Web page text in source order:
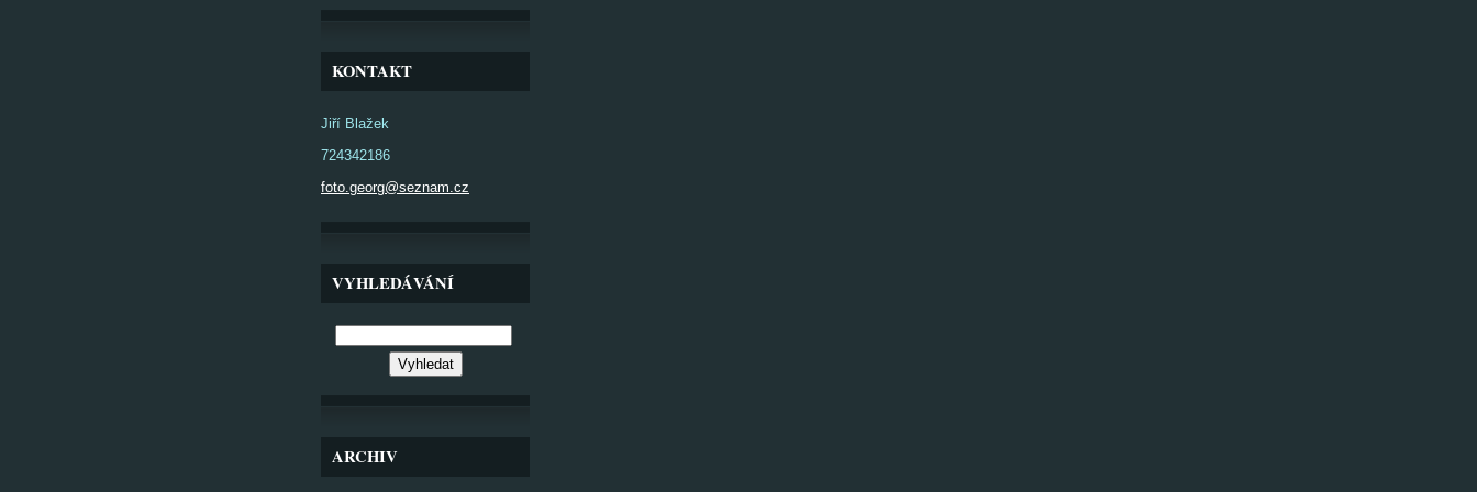
KONTAKT
Jiří Blažek
724342186
foto.georg@seznam.cz
VYHLEDÁVÁNÍ
ARCHIV